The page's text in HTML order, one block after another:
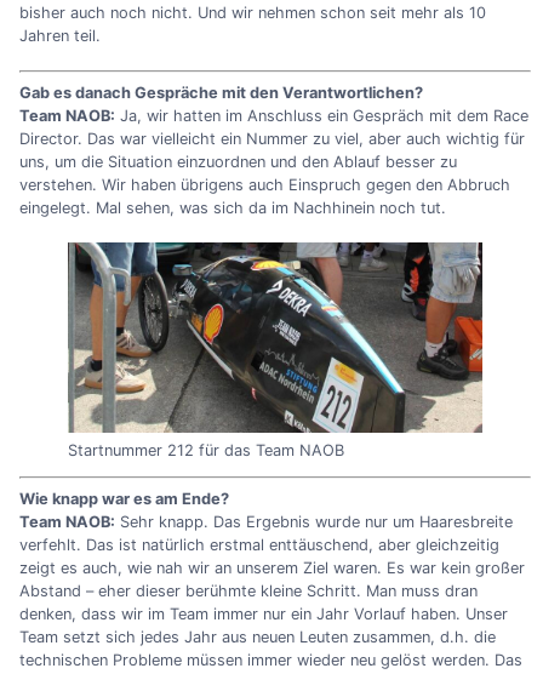
bisher auch noch nicht. Und wir nehmen schon seit mehr als 10
Jahren teil.
Gab es danach Gespräche mit den Verantwortlichen?
Team NAOB: Ja, wir hatten im Anschluss ein Gespräch mit dem Race
Director. Das war vielleicht ein Nummer zu viel, aber auch wichtig für
uns, um die Situation einzuordnen und den Ablauf besser zu
verstehen. Wir haben übrigens auch Einspruch gegen den Abbruch
eingelegt. Mal sehen, was sich da im Nachhinein noch tut.
Startnummer 212 für das Team NAOB
Wie knapp war es am Ende?
Team NAOB: Sehr knapp. Das Ergebnis wurde nur um Haaresbreite
verfehlt. Das ist natürlich erstmal enttäuschend, aber gleichzeitig
zeigt es auch, wie nah wir an unserem Ziel waren. Es war kein großer
Abstand – eher dieser berühmte kleine Schritt. Man muss dran
denken, dass wir im Team immer nur ein Jahr Vorlauf haben. Unser
Team setzt sich jedes Jahr aus neuen Leuten zusammen, d.h. die
technischen Probleme müssen immer wieder neu gelöst werden. Das